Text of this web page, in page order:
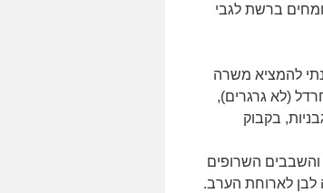
ברשת לגבי
להמציא משרה
(לא גרגרים),
בקבוק
השרופים
לארוחת הערב.